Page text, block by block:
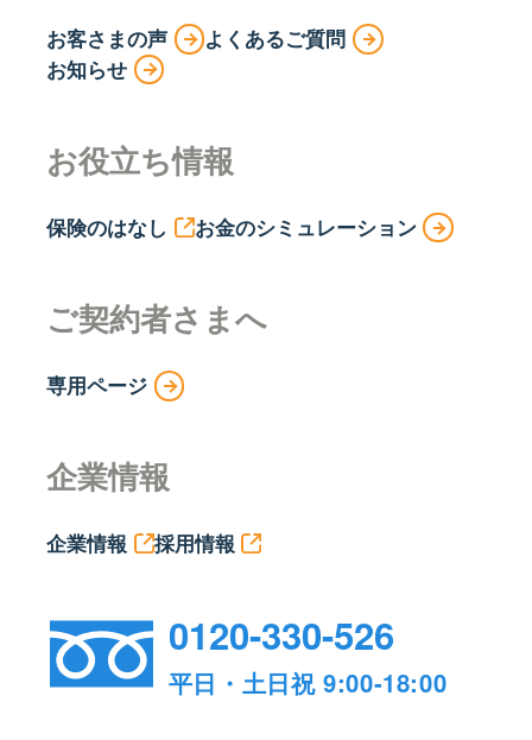
お客さまの声
よくあるご質問
お知らせ
お役立ち情報
保険のはなし お金のシミュレーション
ご契約者さまへ
専用ページ
企業情報
企業情報 採用情報
0120-330-526
平日・土日祝 9:00-18:00